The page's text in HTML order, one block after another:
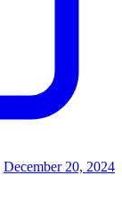
December 20, 2024